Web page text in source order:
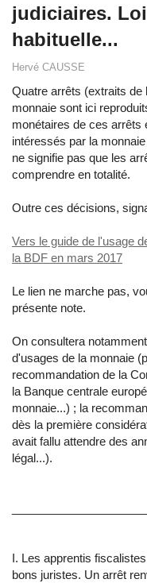
judiciaires.
habituelle...
Hervé CAUSSE
Quatre arrêts (extraits de
monnaie sont ici
monétaires de ces arrêts
intéressés par la
ne signifie pas que les
comprendre en totalité.
Outre ces décisions,
Vers le guide de l'usage
la BDF en mars 2017
Le lien ne marche pas,
présente note.
On consultera
d'usages de la monnaie
recommandation de la
la Banque centrale
monnaie...) ; la
dès la première
avait fallu attendre des
légal...).
I. Les apprentis
bons juristes. Un arrêt